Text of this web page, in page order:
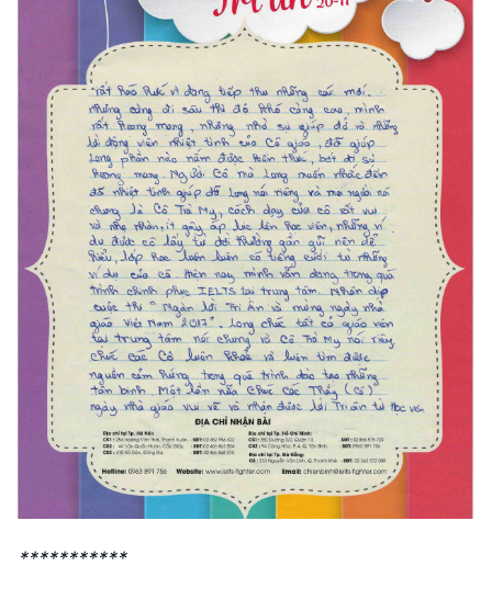
***********